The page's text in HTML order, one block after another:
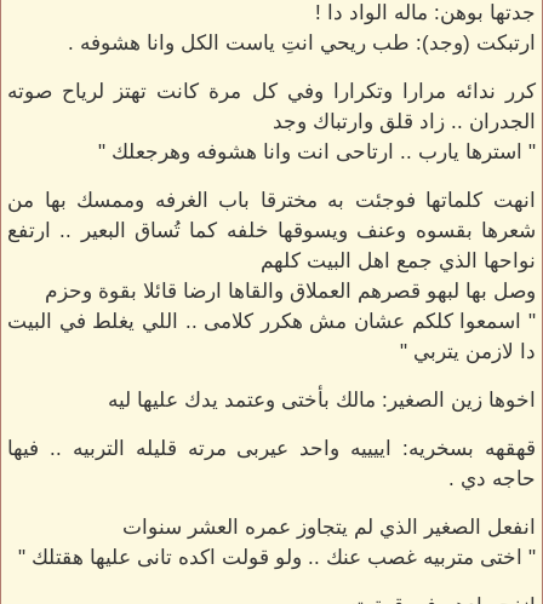
جدتها بوهن: ماله الواد دا !
ارتبكت (وجد): طب ريحي انتِ ياست الكل وانا هشوفه .
كرر ندائه مرارا وتكرارا وفي كل مرة كانت تهتز لرياح صوته
الجدران .. زاد قلق وارتباك وجد
" استرها يارب .. ارتاحى انت وانا هشوفه وهرجعلك "
انهت كلماتها فوجئت به مخترقا باب الغرفه وممسك بها من
شعرها بقسوه وعنف ويسوقها خلفه كما تُساق البعير .. ارتفع
نواحها الذي جمع اهل البيت كلهم
وصل بها لبهو قصرهم العملاق والقاها ارضا قائلا بقوة وحزم
" اسمعوا كلكم عشان مش هكرر كلامى .. اللي يغلط في البيت
دا لازمن يتربي "
اخوها زين الصغير: مالك بأختى وعتمد يدك عليها ليه
قهقهه بسخريه: اييييه واحد عيربى مرته قليله التربيه .. فيها
حاجه دي .
انفعل الصغير الذي لم يتجاوز عمره العشر سنوات
" اختى متربيه غصب عنك .. ولو قولت اكده تانى عليها هقتلك "